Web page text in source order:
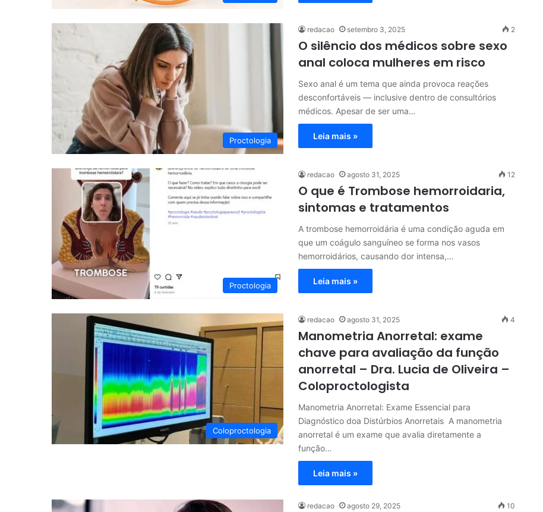
Proctologia
redacao setembro 3, 2025 2
O silêncio dos médicos sobre sexo
anal coloca mulheres em risco
Sexo anal é um tema que ainda provoca reações
desconfortáveis — inclusive dentro de consultórios
médicos. Apesar de ser uma…
Leia mais »
Proctologia
redacao agosto 31, 2025 12
O que é Trombose hemorroidaria,
sintomas e tratamentos
A trombose hemorroidária é uma condição aguda em
que um coágulo sanguíneo se forma nos vasos
hemorroidários, causando dor intensa,…
Leia mais »
Coloproctologia
redacao agosto 31, 2025 4
Manometria Anorretal: exame
chave para avaliação da função
anorretal – Dra. Lucia de Oliveira –
Coloproctologista
Manometria Anorretal: Exame Essencial para
Diagnóstico doa Distúrbios Anorretais A manometria
anorretal é um exame que avalia diretamente a
função…
Leia mais »
redacao agosto 29, 2025 10